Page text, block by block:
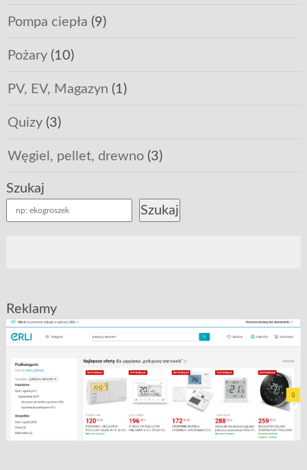
Pompa ciepła (9)
Pożary(10)
PV, EV, Magazyn (1)
Quizy(3)
Węgiel, pellet, drewno(3)
Szukaj
Szukaj
Reklamy